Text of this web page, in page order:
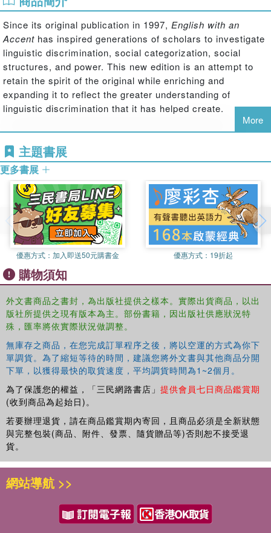
Since its original publication in 1997, English with an
Accent has inspired generations of scholars to investigate
linguistic discrimination, social categorization, social
structures, and power. This new edition is an attempt to
retain the spirit of the original while enriching and
expanding it to reflect the greater understanding of
linguistic discrimination that it has helped create.
This third edition has been substantially reworked to
include:
An updated concept of social categories, how they are constructed
in interaction, and how they can be invoked and perceived through
linguistic cues or language ideologies
Refreshed accounts of the countless social and structural factors
that go into linguistic discrimination
groups, and social domains that go beyond those provided in earlier
New dedicated chapter on American Sign Language and its history
of discrimination
QR codes linking to external media, stories, and other forms of
engagement beyond the text
A revamped website with additional material
English with an Accentremains a book that forces us to
acknowledge and understand the ways language is used
as an excuse for discrimination. The book will help
readers to better understand issues of cross-cultural
communication, to develop strategies for successful
patterns of language that reflect implicit bias, and to gain
awareness of how mistaken beliefs about language create
More
主題書展
更多書展
優惠方式： 加入即送50元購書金 優惠方式： 19折起
購物須知
外文書商品之書封，為出版社提供之樣本。實際出貨商品，以出
版社所提供之現有版本為主。部份書籍，因出版社供應狀況特
殊，匯率將依實際狀況做調整。
無庫存之商品，在您完成訂單程序之後，將以空運的方式為你下
單調貨。為了縮短等待的時間，建議您將外文書與其他商品分開
下單，以獲得最快的取貨速度，平均調貨時間為1~2個月。
為了保護您的權益，「三民網路書店」 提供會員七日商品鑑賞期
(收到商品為起始日)。
若要辦理退貨，請在商品鑑賞期內寄回，且商品必須是全新狀態
與完整包裝(商品、附件、發票、隨貨贈品等)否則恕不接受退
貨。
網站導航 >>